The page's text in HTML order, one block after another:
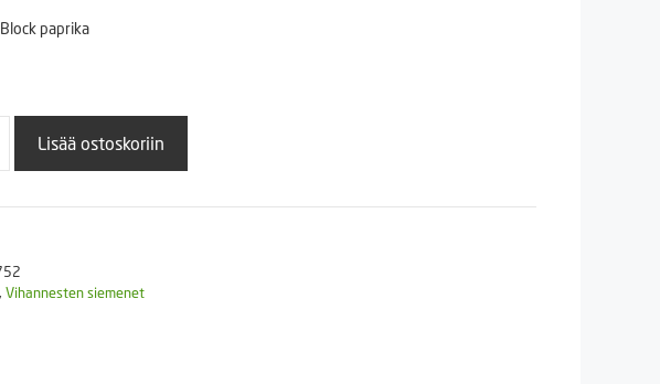
paprika
Lisää ostoskoriin
Vihannesten siemenet